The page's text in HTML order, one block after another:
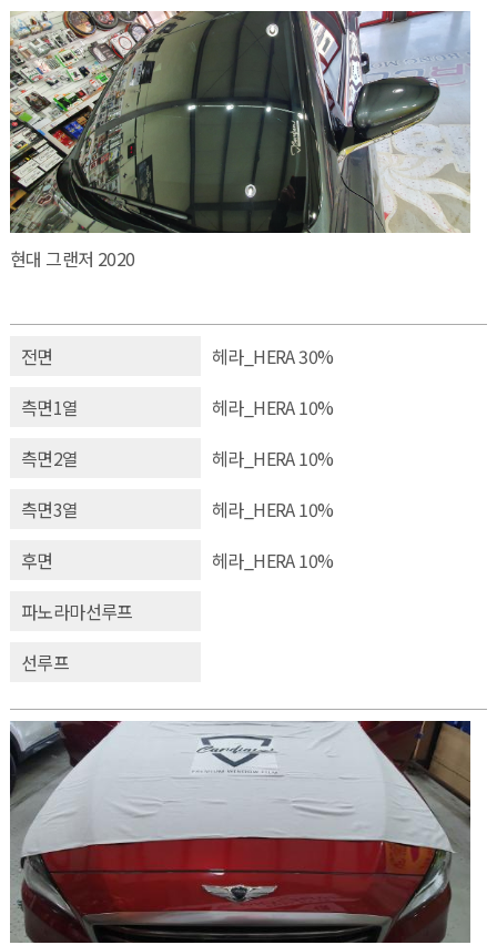
현대 그랜저 2020
전면
헤라_HERA 30%
측면1열
헤라_HERA 10%
측면2열
헤라_HERA 10%
측면3열
헤라_HERA 10%
후면
헤라_HERA 10%
파노라마선루프
선루프